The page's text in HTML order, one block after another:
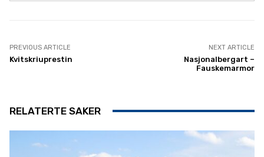
PREVIOUS ARTICLE
Kvitskriuprestin
NEXT ARTICLE
Nasjonalbergart –
Fauskemarmor
RELATERTE SAKER